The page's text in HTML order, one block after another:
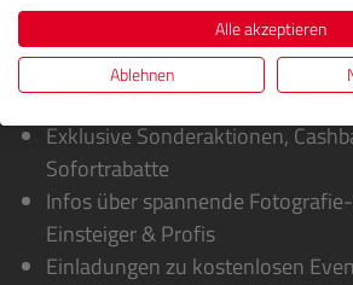
Sie erhalten von uns:
Exklusive Sonderaktionen,
Sofortrabatte
Infos über spannende
Einsteiger & Profis
Einladungen zu kostenlosen
Alle akzeptieren
Ablehnen